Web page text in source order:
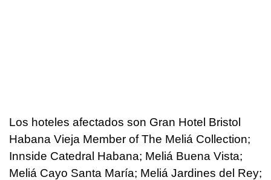
Los hoteles afectados son Gran Hotel Bristol
Habana Vieja Member of The Meliá Collection;
Innside Catedral Habana; Meliá Buena Vista;
Meliá Cayo Santa María; Meliá Jardines del Rey;